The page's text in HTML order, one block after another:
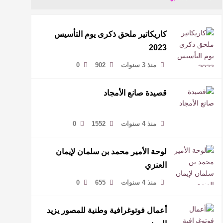
كاريكاتير ملحق ذكرى يوم التأسيس
2023
منذ 3 سنوات 902
0
قصيدة صانع الأمجاد
منذ 4 سنوات 1552
0
لوحة الأمير محمد بن سلمان لإيمان
العنزي
منذ 4 سنوات 655
0
أعمال فوتوغرافية وطنية للمصور يزيد